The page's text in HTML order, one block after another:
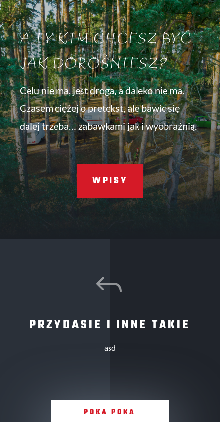
A TY KIM CHCESZ BYĆ
JAK DOROŚNIESZ?
Celu nie ma, jest droga, a daleko nie ma.
Czasem ciężej o pretekst, ale bawić się
dalej trzeba… zabawkami jak i wyobraźnią.
WPISY
J
PRZYDASIE I INNE TAKIE
asd
POKA POKA